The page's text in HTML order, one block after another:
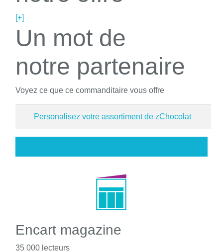
[+]
Un mot de
notre partenaire
Voyez ce que ce commanditaire vous offre
Personalisez votre assortiment de zChocolat
Encart magazine
35 000 lecteurs